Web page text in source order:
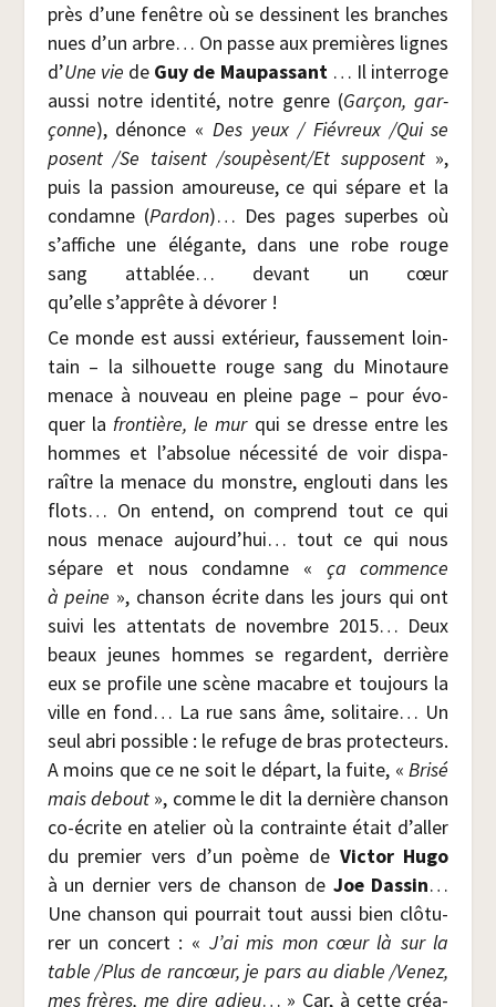
près d’une fenêtre où se des­sinent les branches
nues d’un arbre… On passe aux pre­mières lignes
d’Une vie de Guy de Mau­pas­sant… Il inter­roge
aus­si notre iden­ti­té, notre genre (Gar­çon, gar­
çonne), dénonce «Des yeux / Fié­vreux /​Qui se
posent /​Se taisent /​soupèsent/​Et sup­posent»,
puis la pas­sion amou­reuse, ce qui sépare et la
condamne (Par­don)… Des pages superbes où
s’affiche une élé­gante, dans une robe rouge
sang atta­blée… devant un cœur
qu’elle s’apprête à dévorer !
Ce monde est aus­si exté­rieur, faus­se­ment loin­
tain – la sil­houette rouge sang du Mino­taure
menace à nou­veau en pleine page – pour évo­
quer la fron­tière, le murqui se dresse entre les
hommes et l’absolue néces­si­té de voir dis­pa­
raître la menace du monstre, englou­ti dans les
flots… On entend, on com­prend tout ce qui
nous menace aujourd’hui… tout ce qui nous
sépare et nous condamne « ça com­mence
à peine », chan­son écrite dans les jours qui ont
sui­vi les atten­tats de novembre 2015… Deux
beaux jeunes hommes se regardent, der­rière
eux se pro­file une scène macabre et tou­jours la
ville en fond… La rue sans âme, soli­taire… Un
seul abri pos­sible : le refuge de bras pro­tec­teurs.
A moins que ce ne soit le départ, la fuite, «Bri­sé
mais debout», comme le dit la der­nière chan­son
co-écrite en ate­lier où la contrainte était d’aller
du pre­mier vers d’un poème de Vic­tor Hugo
à un der­nier vers de chan­son de Joe Das­sin…
Une chan­son qui pour­rait tout aus­si bien clô­tu­
rer un concert : « J’ai mis mon cœur là sur la
table /​Plus de ran­cœur, je pars au diable /​Venez,
mes frères, me dire adieu… » Car, à cette créa­